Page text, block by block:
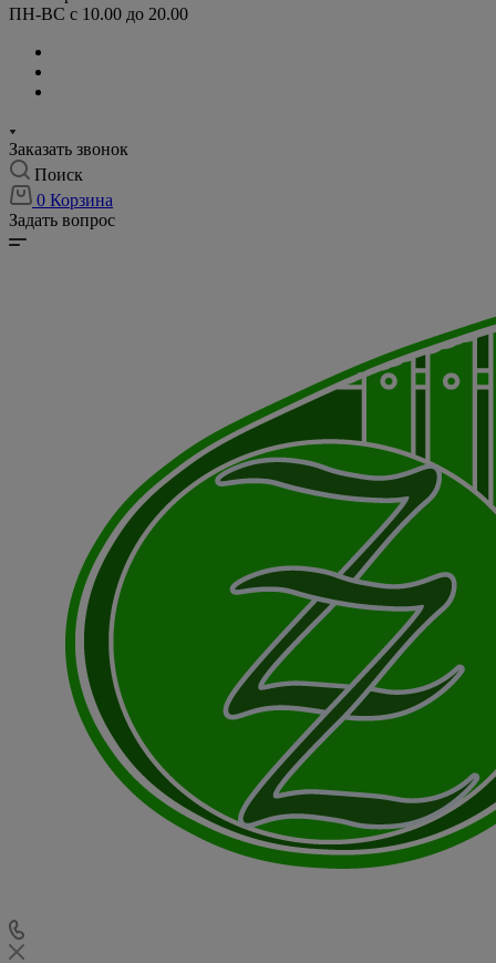
ПН-ВС с 10.00 до 20.00
Заказать звонок
Поиск
0 Корзина
Задать вопрос